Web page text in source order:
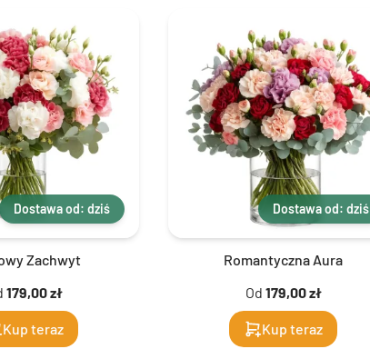
Dostawa od: dziś
Zachwyt
179,00 zł
Kup teraz
Dostawa od: dziś
Romantyczna Aura
Od 179,00 zł
Kup teraz